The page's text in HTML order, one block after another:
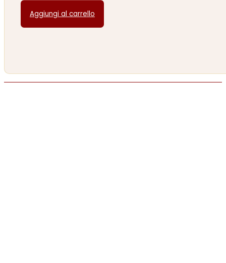
Aggiungi al carrello